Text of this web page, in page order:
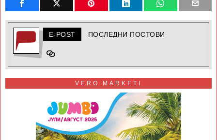
E-POST ПОСЛЕДНИ ПОСТОВИ
VERO MARKETI